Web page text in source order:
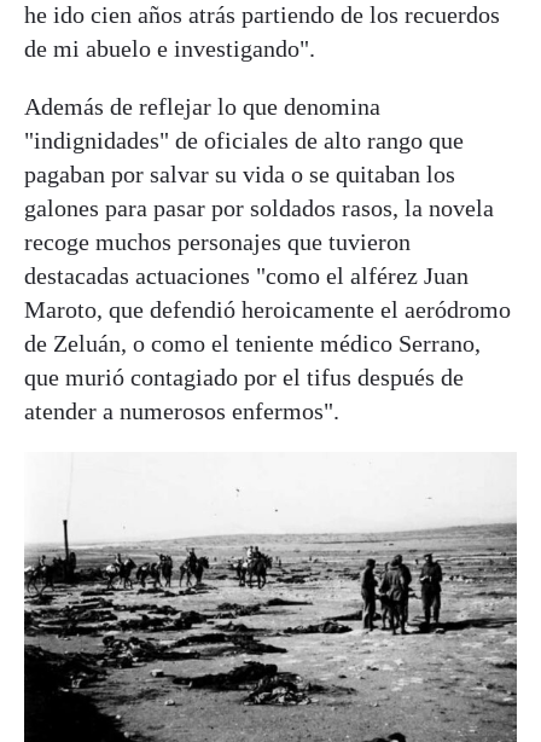
he ido cien años atrás partiendo de los recuerdos
de mi abuelo e investigando".
Además de reflejar lo que denomina
"indignidades" de oficiales de alto rango que
pagaban por salvar su vida o se quitaban los
galones para pasar por soldados rasos, la novela
recoge muchos personajes que tuvieron
destacadas actuaciones "como el alférez Juan
Maroto, que defendió heroicamente el aeródromo
de Zeluán, o como el teniente médico Serrano,
que murió contagiado por el tifus después de
atender a numerosos enfermos".